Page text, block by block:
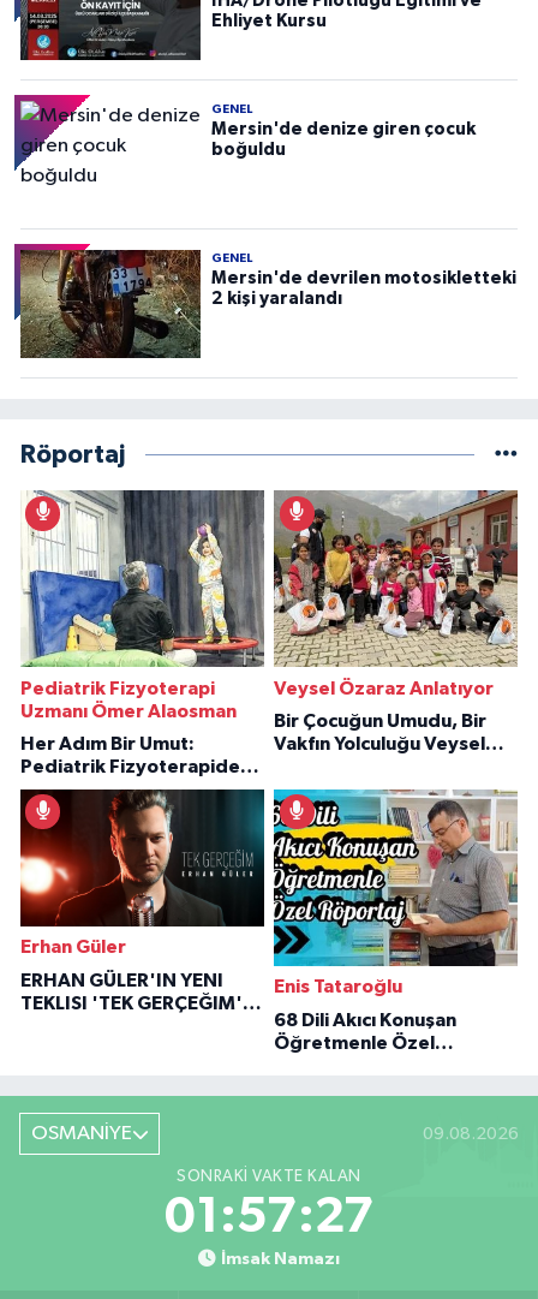
Ehliyet Kursu
GENEL
Mersin'de denize giren çocuk
boğuldu
GENEL
Mersin'de devrilen motosikletteki
2 kişi yaralandı
Röportaj
Pediatrik Fizyoterapi
Uzmanı Ömer Alaosman
Her Adım Bir Umut:
Pediatrik Fizyoterapiden
İlham Veren Hikâyeler
Veysel Özaraz Anlatıyor
Bir Çocuğun Umudu, Bir
Vakfın Yolculuğu Veysel
Erhan Güler
ERHAN GÜLER'IN YENI
TEKLISI 'TEK GERÇEĞIM'LE
Enis Tataroğlu
68 Dili Akıcı Konuşan
Öğretmenle Özel
OSMANİYE 09.08.2026
SONRAKI VAKTE KALAN
01:57:26
İmsak Namazı